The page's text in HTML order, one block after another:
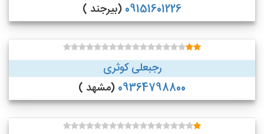
09151601226 (بیرجند )
رجبعلی کوثری
09364798800 (مشهد )